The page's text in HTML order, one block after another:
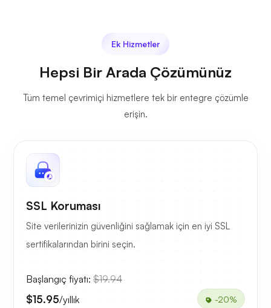
Ek Hizmetler
Hepsi Bir Arada Çözümünüz
Tüm temel çevrimiçi hizmetlere tek bir entegre çözümle
erişin.
SSL Koruması
Site verilerinizin güvenliğini sağlamak için en iyi SSL
sertifikalarından birini seçin.
Başlangıç fiyatı: $19.94
$15.95/yıllık -20%